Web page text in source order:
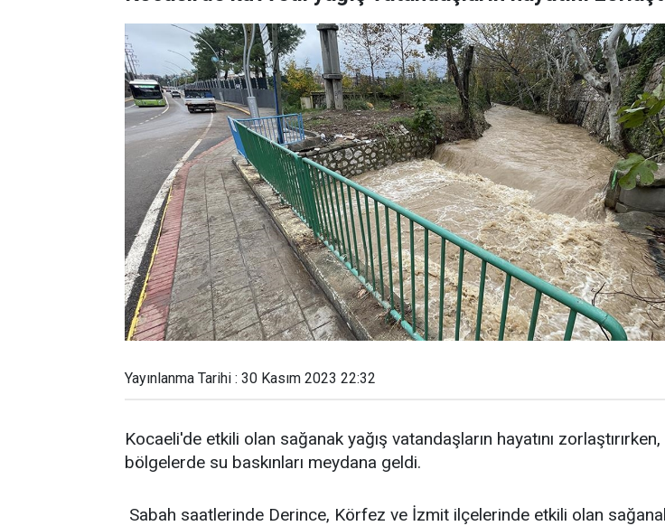
Yayınlanma Tarihi : 30 Kasım 2023 22:32
Kocaeli'de etkili olan sağanak yağış vatandaşların hayatını zorlaştırırken,
bölgelerde su baskınları meydana geldi.
Sabah saatlerinde Derince, Körfez ve İzmit ilçelerinde etkili olan